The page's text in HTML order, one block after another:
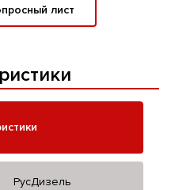
лист
РусДизель